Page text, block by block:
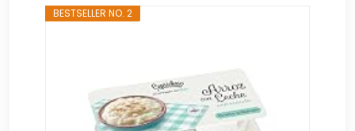
BESTSELLER NO. 2